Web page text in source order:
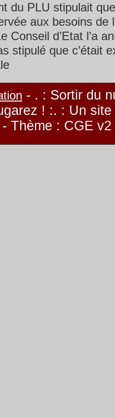
du PLU stipulait
aux besoins de
Conseil d’Etat l’a
stipulé que c’était
- . : Sortir du
! :. : Un
- Thème : CGE v2